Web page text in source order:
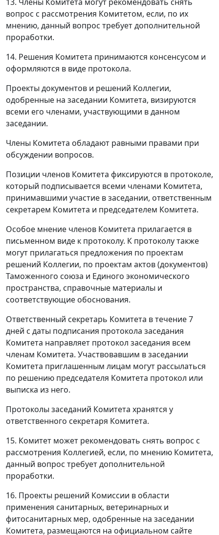
13. Члены Комитета могут рекомендовать снять
вопрос с рассмотрения Комитетом, если, по их
мнению, данный вопрос требует дополнительной
проработки.
14. Решения Комитета принимаются консенсусом и
оформляются в виде протокола.
Проекты документов и решений Коллегии,
одобренные на заседании Комитета, визируются
всеми его членами, участвующими в данном
заседании.
Члены Комитета обладают равными правами при
обсуждении вопросов.
Позиции членов Комитета фиксируются в протоколе,
который подписывается всеми членами Комитета,
принимавшими участие в заседании, ответственным
секретарем Комитета и председателем Комитета.
Особое мнение членов Комитета прилагается в
письменном виде к протоколу. К протоколу также
могут прилагаться предложения по проектам
решений Коллегии, по проектам актов (документов)
Таможенного союза и Единого экономического
пространства, справочные материалы и
соответствующие обоснования.
Ответственный секретарь Комитета в течение 7
дней с даты подписания протокола заседания
Комитета направляет протокол заседания всем
членам Комитета. Участвовавшим в заседании
Комитета приглашенным лицам могут рассылаться
по решению председателя Комитета протокол или
выписка из него.
Протоколы заседаний Комитета хранятся у
ответственного секретаря Комитета.
15. Комитет может рекомендовать снять вопрос с
рассмотрения Коллегией, если, по мнению Комитета,
данный вопрос требует дополнительной
проработки.
16. Проекты решений Комиссии в области
применения санитарных, ветеринарных и
фитосанитарных мер, одобренные на заседании
Комитета, размещаются на официальном сайте